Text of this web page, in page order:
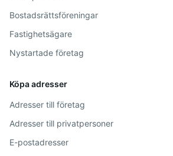
Bostadsrättsföreningar
Fastighetsägare
Nystartade företag
Köpa adresser
Adresser till företag
Adresser till privatpersoner
E-postadresser